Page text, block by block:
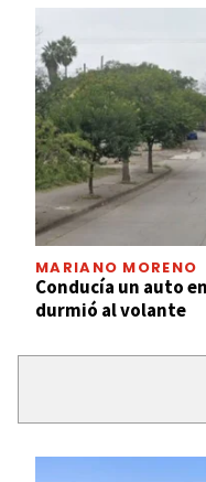
MARIANO MORENO
Conducía un auto
durmió al volante